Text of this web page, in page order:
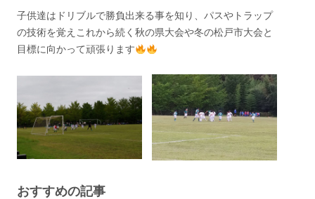
子供達はドリブルで勝負出来る事を知り、パスやトラップ
の技術を覚えこれから続く秋の県大会や冬の松戸市大会と
目標に向かって頑張ります
おすすめの記事